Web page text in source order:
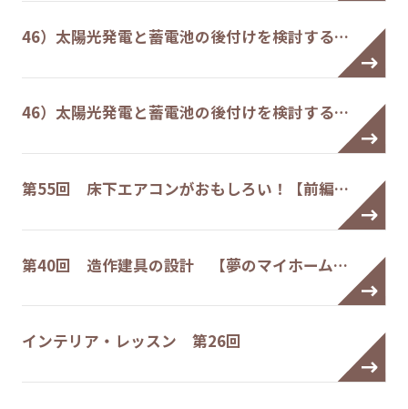
46）太陽光発電と蓄電池の後付けを検討する…
46）太陽光発電と蓄電池の後付けを検討する…
第55回 床下エアコンがおもしろい！【前編…
第40回 造作建具の設計 【夢のマイホーム…
インテリア・レッスン 第26回